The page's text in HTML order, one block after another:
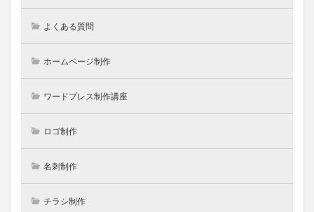
よくある質問
ホームページ制作
ワードプレス制作講座
ロゴ制作
名刺制作
チラシ制作